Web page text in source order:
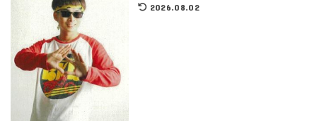
2026.08.02